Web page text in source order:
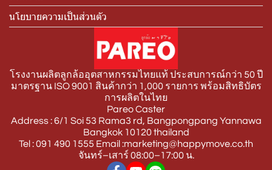
นโยบายความเป็นส่วนตัว
โรงงานผลิตลูกล้ออุตสาหกรรมไทยแท้ ประสบการณ์กว่า 50 ปี
มาตรฐาน ISO 9001 สินค้ากว่า 1,000 รายการ พร้อมสิทธิบัตร
การผลิตในไทย
Pareo Caster
Address : 6/1 Soi 53 Rama3 rd, Bangpongpang Yannawa
Bangkok 10120 thailand
Tel : 091 490 1555 Email :marketing@happymove.co.th
จันทร์–เสาร์ 08:00–17:00 น.